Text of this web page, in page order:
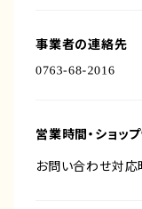
事業者の連絡先
営業時間・ショッ
お問い合わせ対